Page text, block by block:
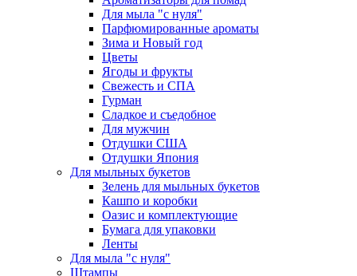
Для мыла "с нуля"
Парфюмированные ароматы
Зима и Новый год
Цветы
Ягоды и фрукты
Свежесть и СПА
Гурман
Сладкое и съедобное
Для мужчин
Отдушки США
Отдушки Япония
Для мыльных букетов
Зелень для мыльных букетов
Кашпо и коробки
Оазис и комплектующие
Бумага для упаковки
Ленты
Для мыла "с нуля"
Штампы